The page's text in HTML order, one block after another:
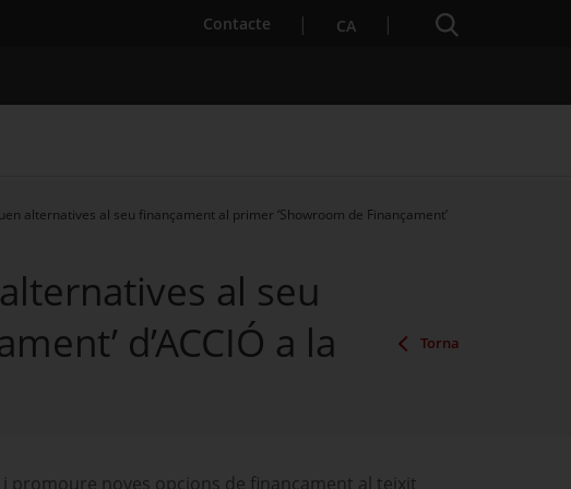
Contacte . Obre en una nova finestra.
CA Cercador
alternatives al seu finançament al primer ‘Showroom de Finançament’
al seu
d’ACCIÓ a la
Torna
promoure noves opcions de finançament al teixit